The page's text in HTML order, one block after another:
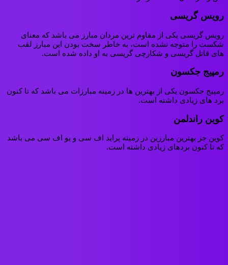
رویس گریسی
رویس گریسی یکی از مقاوم ترین مردان مبارز می باشد که معنای
شکست را متوجه نشده است، به خاطر سخت بودن این مبارز لقب
های قاتل گریسی و شکارچی گریسی به او داده شده است.
رمپیج جکسون
رمپیج جکسون یکی از بهترین ها در زمینه مبارزات می باشد که تا کنون
برد های زیادی داشته است.
کوین راندلمن
کوین جز بهترین مبارزین در زمینه پراید اف سی و یو اف سی می باشد
که تا کنون بردهای زیادی داشته است.